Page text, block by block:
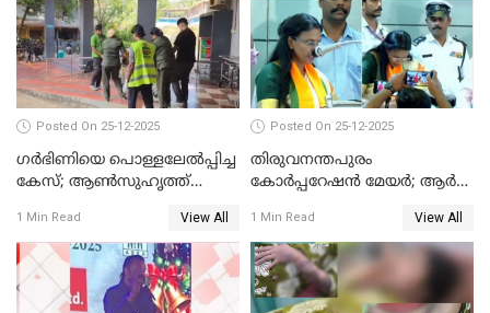
Posted On 25-12-2025
ഗര്‍ഭിണിയെ പൊള്ളലേല്‍പ്പിച്ച
കേസ്; ആണ്‍സുഹൃത്ത്
1 Min Read View All
Posted On 25-12-2025
തിരുവനന്തപുരം
കോര്‍പ്പറേഷന്‍ മേയർ; ആര്‍
1 Min Read View All